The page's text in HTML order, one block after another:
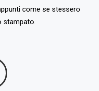
come se stessero
stampato.